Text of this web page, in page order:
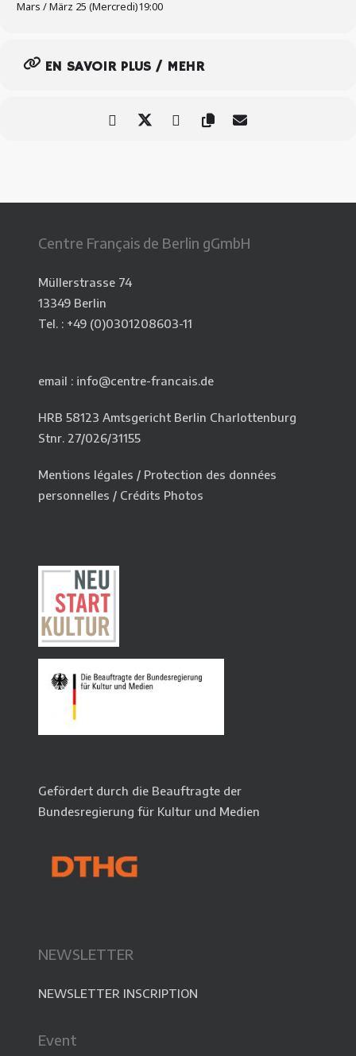
Mars / März 25 (Mercredi)19:00
EN SAVOIR PLUS / MEHR
Centre Français de Berlin gGmbH
Müllerstrasse 74
13349 Berlin
Tel. : +49 (0)0301208603-11
email : info@centre-francais.de
HRB 58123 Amtsgericht Berlin Charlottenburg
Stnr. 27/026/31155
Mentions légales / Protection des données
personnelles / Crédits Photos
Gefördert durch die Beauftragte der
Bundesregierung für Kultur und Medien
NEWSLETTER
NEWSLETTER INSCRIPTION
Event